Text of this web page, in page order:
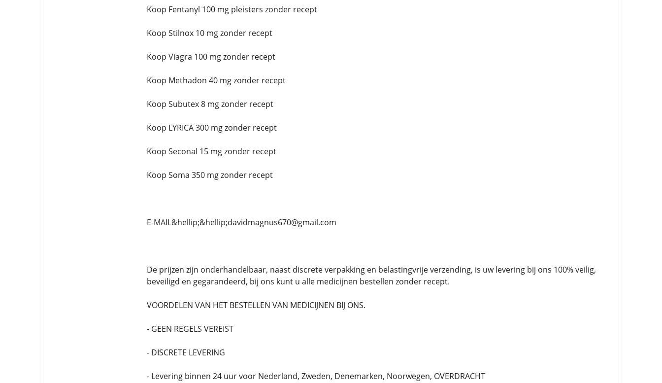
Koop Fentanyl 100 mg pleisters zonder recept
Koop Stilnox 10 mg zonder recept
Koop Viagra 100 mg zonder recept
Koop Methadon 40 mg zonder recept
Koop Subutex 8 mg zonder recept
Koop LYRICA 300 mg zonder recept
Koop Seconal 15 mg zonder recept
Koop Soma 350 mg zonder recept
E-MAIL&hellip;&hellip;davidmagnus670@gmail.com
De prijzen zijn onderhandelbaar, naast discrete verpakking en belastingvrije verzending, is uw levering bij ons 100% veilig,
beveiligd en gegarandeerd, bij ons kunt u alle medicijnen bestellen zonder recept.
VOORDELEN VAN HET BESTELLEN VAN MEDICIJNEN BIJ ONS.
- GEEN REGELS VEREIST
- DISCRETE LEVERING
- Levering binnen 24 uur voor Nederland, Zweden, Denemarken, Noorwegen, OVERDRACHT